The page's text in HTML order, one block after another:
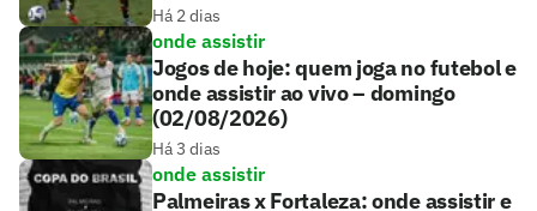
Há 2 dias
onde assistir
Jogos de hoje: quem joga no futebol e
onde assistir ao vivo – domingo
(02/08/2026)
Há 3 dias
onde assistir
Palmeiras x Fortaleza: onde assistir e